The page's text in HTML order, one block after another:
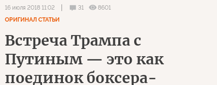
16 июля 2018 11:02 31
8601
ОРИГИНАЛ СТАТЬИ
Встреча Трампа с
Путиным — это как
поединок боксера-